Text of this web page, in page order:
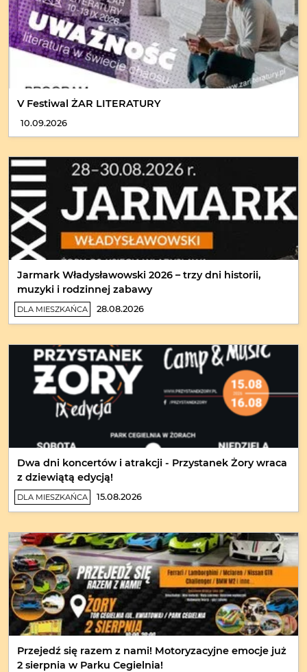
V Festiwal ŻAR LITERATURY
10.09.2026
Jarmark Władysławowski 2026 – trzy dni historii,
muzyki i rodzinnej zabawy
DLA MIESZKAŃCA 28.08.2026
Dwa dni koncertów i atrakcji - Przystanek Żory wraca
z dziewiątą edycją!
DLA MIESZKAŃCA 15.08.2026
Przejedź się razem z nami! Motoryzacyjne emocje już
2 sierpnia w Parku Cegielnia!